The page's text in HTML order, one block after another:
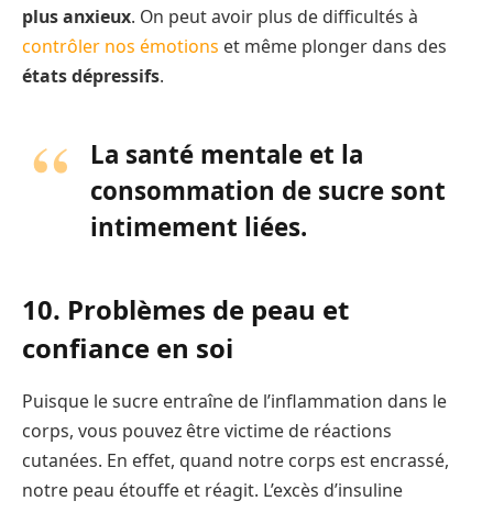
plus anxieux. On peut avoir plus de difficultés à
contrôler nos émotions et même plonger dans des
états dépressifs.
La santé mentale et la
consommation de sucre sont
intimement liées.
10. Problèmes de peau et
confiance en soi
Puisque le sucre entraîne de l’inflammation dans le
corps, vous pouvez être victime de réactions
cutanées. En effet, quand notre corps est encrassé,
notre peau étouffe et réagit. L’excès d’insuline